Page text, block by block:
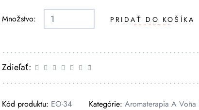
Množstvo: PRIDAŤ DO KOŠÍKA
Zdieľať:
Kód produktu: EO-34 Kategórie: Aromaterapia A Voña